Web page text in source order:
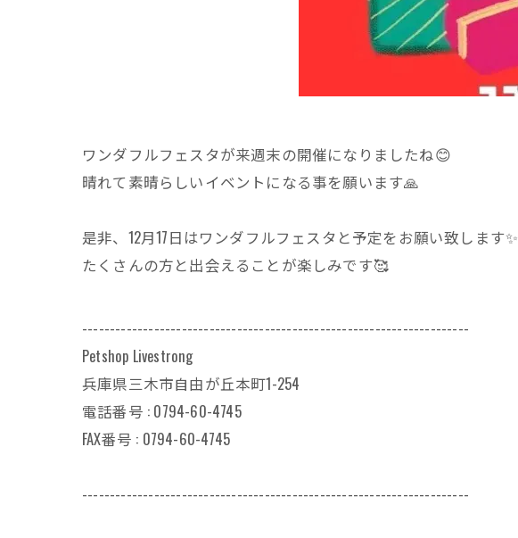
ワンダフルフェスタが来週末の開催になりましたね😊
晴れて素晴らしいイベントになる事を願います🙏
是非、12月17日はワンダフルフェスタと予定をお願い致します✨
たくさんの方と出会えることが楽しみです🥰
----------------------------------------------------------------------
Petshop Livestrong
兵庫県三木市自由が丘本町1-254
電話番号 : 0794-60-4745
FAX番号 : 0794-60-4745
----------------------------------------------------------------------